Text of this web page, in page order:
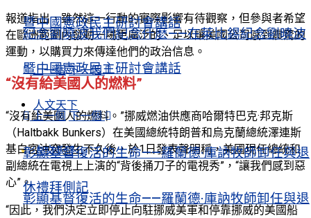
暨中國憲政民主研討會講話
上一個 下一個
人文天下
彰顯基督復活的生命——羅蘭德·庫訥牧師卸任與退
休禮拜側記
紀念劉曉波我們紀念什麽——在萊比錫紀念劉曉波
暨中國憲政民主研討會講話
上一個 下一個
人文天下
彰顯基督復活的生命——羅蘭德·庫訥牧師卸任與退
報道指出，雖然這一行動的實際影響有待觀察，但參與者希望
在歐洲範圍內發動一場更廣泛的、足以讓美國公司感到震驚的
運動，以購買力來傳達他們的政治信息。
“沒有給美國人的燃料”
“沒有給美國人的燃料。”挪威燃油供應商哈爾特巴克·邦克斯
（Haltbakk Bunkers）在美國總統特朗普和烏克蘭總統澤連斯
基白宮沖突發生不久後，於1日發表聲明稱，美國現任總統和
副總統在電視上上演的“背後捅刀子的電視秀”，“讓我們感到惡
心”。
“因此，我們決定立即停止向駐挪威美軍和停靠挪威的美國船